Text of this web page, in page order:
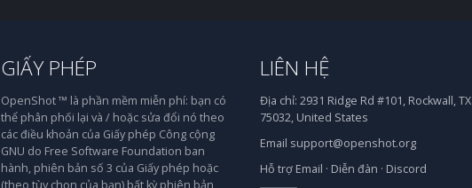
GIẤY PHÉP
OpenShot ™ là phần mềm miễn phí: bạn có
thể phân phối lại và / hoặc sửa đổi nó theo
các điều khoản của Giấy phép Công cộng
GNU do Free Software Foundation ban
hành, phiên bản số 3 của Giấy phép hoặc
(theo tùy chọn của bạn) bất kỳ phiên bản
LIÊN HỆ
Địa chỉ: 2931 Ridge Rd #101, Rockwall, TX
75032, United States
Email support@openshot.org
Hỗ trợ Email · Diễn đàn · Discord